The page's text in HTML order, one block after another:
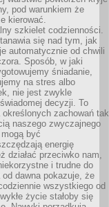
pod warunkiem że
kierować.
szkielet codzienności.
się nad tym, jak
automatycznie od chwili
Sposób, w jaki
śniadanie,
na stres albo
nie jest zwykle
decyzji. To
zachowań tak
naszego zwyczajnego
być
energię
działać przeciwko nam,
i trudne do
dawna pokazuje, że
wszystkiego od
życie stałoby się